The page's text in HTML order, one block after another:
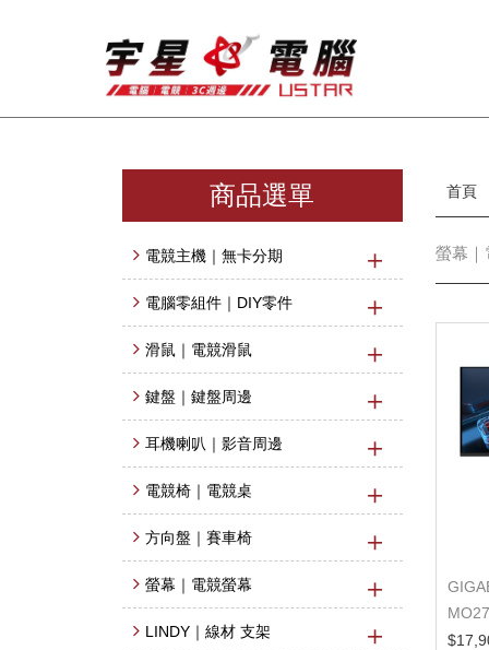
商品選單
電競主機｜無卡分期
電腦零組件｜DIY零件
滑鼠｜電競滑鼠
鍵盤｜鍵盤周邊
耳機喇叭｜影音周邊
電競椅｜電競桌
方向盤｜賽車椅
螢幕｜電競螢幕
LINDY｜線材 支架
首頁
螢幕｜
螢幕